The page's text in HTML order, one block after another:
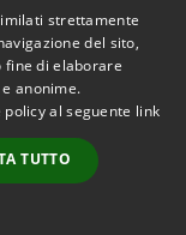
© 2026 • Comune di
• Powered by
•
Accesso
redazione
strettamente
del sito,
fine di elaborare
anonime.
al seguente link
TUTTO